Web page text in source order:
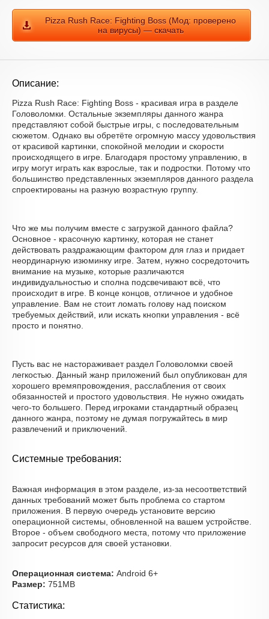
Pizza Rush Race: Fighting Boss (Мод: проверено
на вирусы) — скачать
Описание:
Pizza Rush Race: Fighting Boss - красивая игра в разделе
Головоломки. Остальные экземпляры данного жанра
представляют собой быстрые игры, с последовательным
сюжетом. Однако вы обретёте огромную массу удовольствия
от красивой картинки, спокойной мелодии и скорости
происходящего в игре. Благодаря простому управлению, в
игру могут играть как взрослые, так и подростки. Потому что
большинство представленных экземпляров данного раздела
спроектированы на разную возрастную группу.
Что же мы получим вместе с загрузкой данного файла?
Основное - красочную картинку, которая не станет
действовать раздражающим фактором для глаз и придает
неординарную изюминку игре. Затем, нужно сосредоточить
внимание на музыке, которые различаются
индивидуальностью и сполна подсвечивают всё, что
происходит в игре. В конце концов, отличное и удобное
управление. Вам не стоит ломать голову над поиском
требуемых действий, или искать кнопки управления - всё
просто и понятно.
Пусть вас не настораживает раздел Головоломки своей
легкостью. Данный жанр приложений был опубликован для
хорошего времяпровождения, расслабления от своих
обязанностей и простого удовольствия. Не нужно ожидать
чего-то большего. Перед игроками стандартный образец
данного жанра, поэтому не думая погружайтесь в мир
развлечений и приключений.
Системные требования:
Важная информация в этом разделе, из-за несоответствий
данных требований может быть проблема со стартом
приложения. В первую очередь установите версию
операционной системы, обновленной на вашем устройстве.
Второе - объем свободного места, потому что приложение
запросит ресурсов для своей установки.
Операционная система: Android 6+
Размер: 751MB
Статистика: